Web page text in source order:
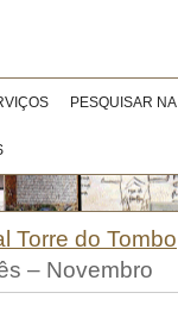
PESQUISAR
Torre do Tombo
– Novembro